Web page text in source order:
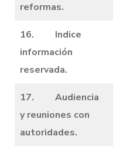
reformas.
16. Indice
información
reservada.
17. Audiencia
y reuniones con
autoridades.